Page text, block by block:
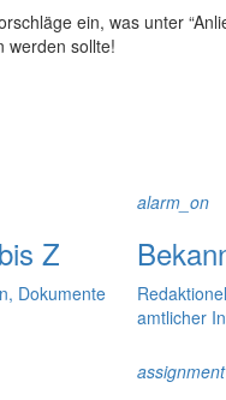
ein, was unter
werden sollte!
Z
Dokumente
alarm_on
amtlicher
assignment